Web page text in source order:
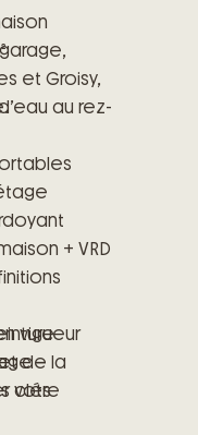
et Groisy,
au rez-
+ VRD
–
votre
vigueur
de la
clés